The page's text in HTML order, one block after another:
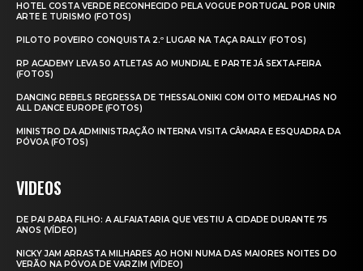
HOTEL COSTA VERDE RECONHECIDO PELA VOGUE PORTUGAL POR UNIR
ARTE E TURISMO (FOTOS)
PILOTO POVEIRO CONQUISTA 2.º LUGAR NA TAÇA RALLY (FOTOS)
RP ACADEMY LEVA 50 ATLETAS AO MUNDIAL E PARTE JÁ SEXTA‑FEIRA
(FOTOS)
DANCING REBELS REGRESSA DE THESSALONIKI COM OITO MEDALHAS NO
ALL DANCE EUROPE (FOTOS)
MINISTRO DA ADMINISTRAÇÃO INTERNA VISITA CÂMARA E ESQUADRA DA
PÓVOA (FOTOS)
VIDEOS
DE PAI PARA FILHO: A ALFAIATARIA QUE VESTIU A CIDADE DURANTE 75
ANOS (VÍDEO)
NICKY JAM ARRASTA MILHARES AO HONI NUMA DAS MAIORES NOITES DO
VERÃO NA PÓVOA DE VARZIM (VÍDEO)